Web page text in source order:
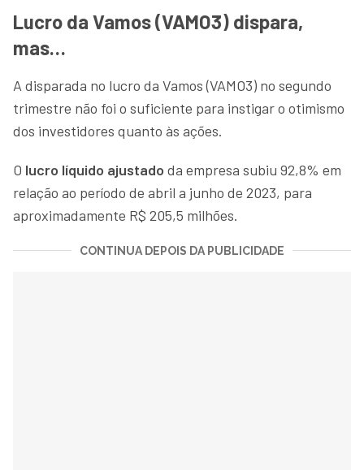
Lucro da Vamos (VAMO3) dispara,
mas…
A disparada no lucro da Vamos (VAMO3) no segundo
trimestre não foi o suficiente para instigar o otimismo
dos investidores quanto às ações.
O lucro líquido ajustado da empresa subiu 92,8% em
relação ao período de abril a junho de 2023, para
aproximadamente R$ 205,5 milhões.
CONTINUA DEPOIS DA PUBLICIDADE